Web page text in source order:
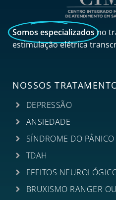
Somos especializadosno
estimulação elétrica
NOSSOS
DEPRESSÃO
ANSIEDADE
SÍNDROME DO PÂNICO
TDAH
EFEITOS
BRUXISMO RANGER